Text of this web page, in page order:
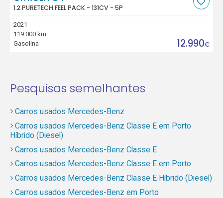
1.2 PURETECH FEEL PACK - 131CV - 5P
2021
119.000 km
Gasolina
12.990€
Pesquisas semelhantes
Carros usados Mercedes-Benz
Carros usados Mercedes-Benz Classe E em Porto
Híbrido (Diesel)
Carros usados Mercedes-Benz Classe E
Carros usados Mercedes-Benz Classe E em Porto
Carros usados Mercedes-Benz Classe E Híbrido (Diesel)
Carros usados Mercedes-Benz em Porto